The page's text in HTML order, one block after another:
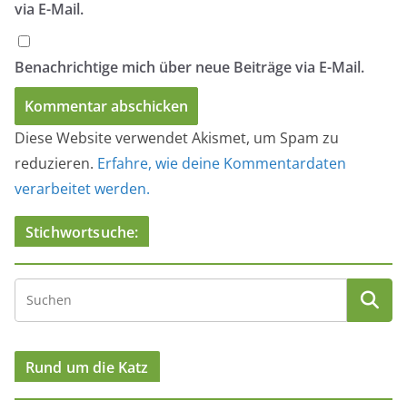
via E-Mail.
Benachrichtige mich über neue Beiträge via E-Mail.
Diese Website verwendet Akismet, um Spam zu
reduzieren. Erfahre, wie deine Kommentardaten
verarbeitet werden.
Stichwortsuche:
Rund um die Katz